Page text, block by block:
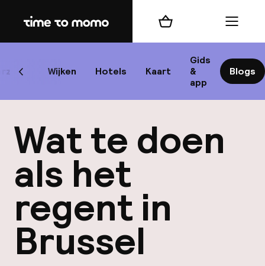
Home
Wijken Hotels Kaart
Gids
&
app
Blogs
Scroll naar links
Winkelmand Menu
Wat te doen
als het
regent in
Brussel